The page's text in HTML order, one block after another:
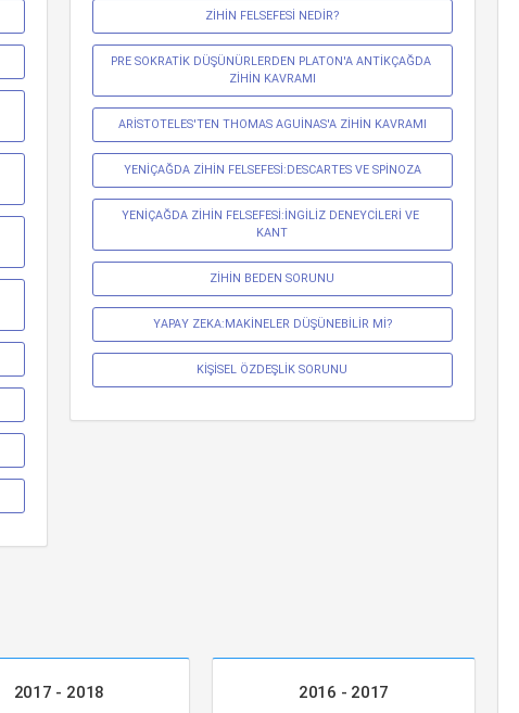
ZİHİN FELSEFESİ NEDİR?
PRE SOKRATİK DÜŞÜNÜRLERDEN PLATON'A ANTİKÇAĞDA
ZİHİN KAVRAMI
ARİSTOTELES'TEN THOMAS AGUİNAS'A ZİHİN KAVRAMI
YENİÇAĞDA ZİHİN FELSEFESİ:DESCARTES VE SPİNOZA
YENİÇAĞDA ZİHİN FELSEFESİ:İNGİLİZ DENEYCİLERİ VE
KANT
ZİHİN BEDEN SORUNU
YAPAY ZEKA:MAKİNELER DÜŞÜNEBİLİR Mİ?
KİŞİSEL ÖZDEŞLİK SORUNU
2017 - 2018 2016 - 2017